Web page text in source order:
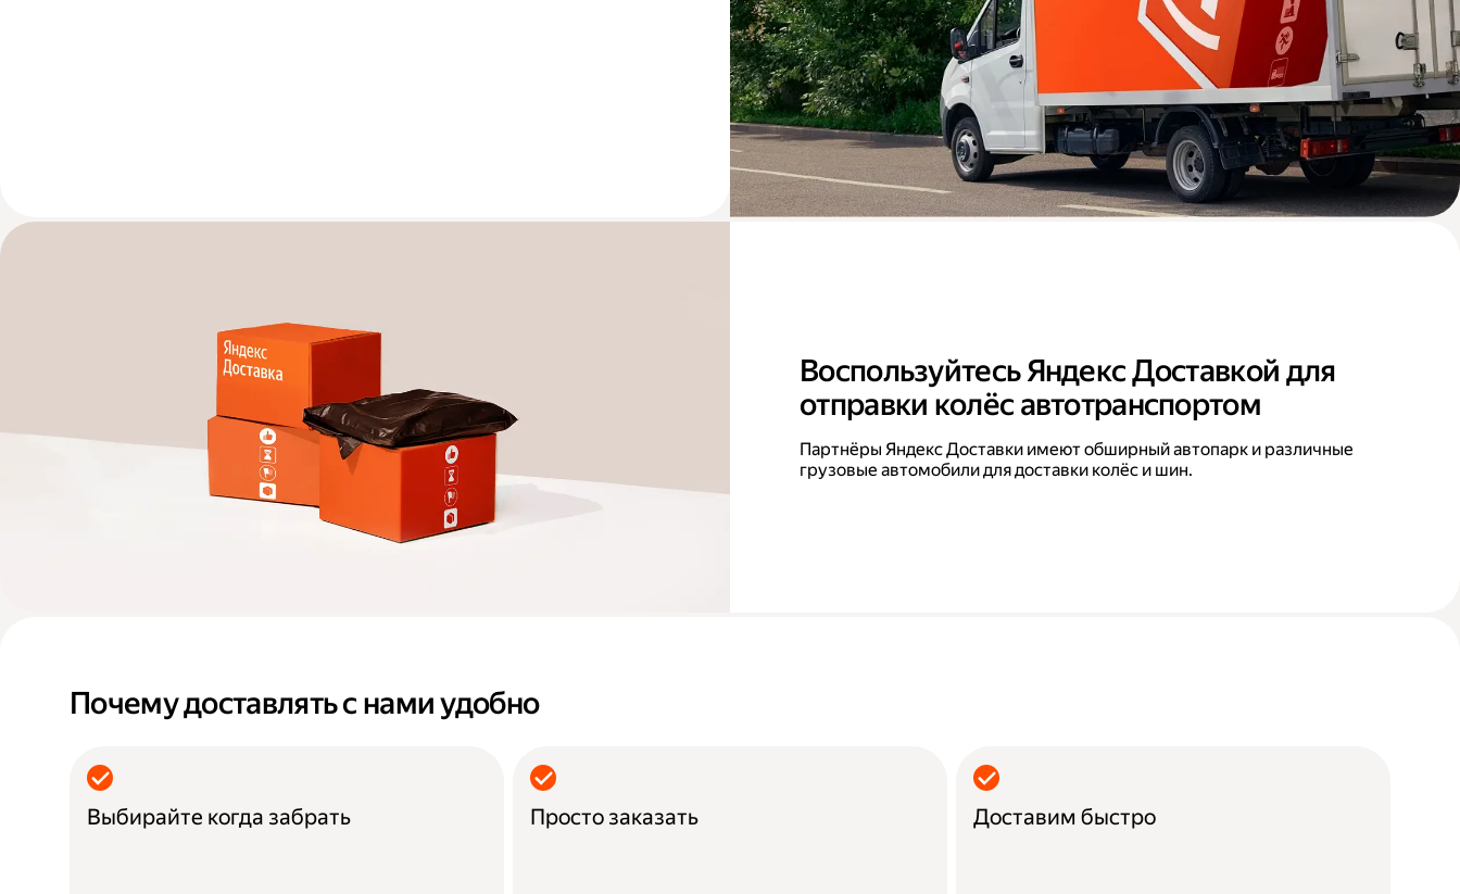
Воспользуйтесь Яндекс Доставкой для
отправки колёс автотранспортом
Партнёры Яндекс Доставки имеют обширный автопарк и различные
грузовые автомобили для доставки колёс и шин.
Почему доставлять с нами удобно
Выбирайте когда забрать Просто заказать Доставим быстро